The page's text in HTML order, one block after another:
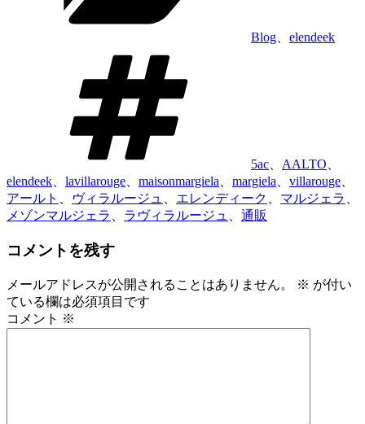
Blog
elendeek
5ac AALTO
elendeek
lavillarouge maisonmargiela margiela villarouge
アールト
ヴィラルージュ エレンディーク マルジェラ
メゾンマルジェラ
ラヴィラルージュ 通販
コメントを残す
メールアドレスが公開されることはありません。 ※ が付い
ている欄は必須項目です
コメント ※